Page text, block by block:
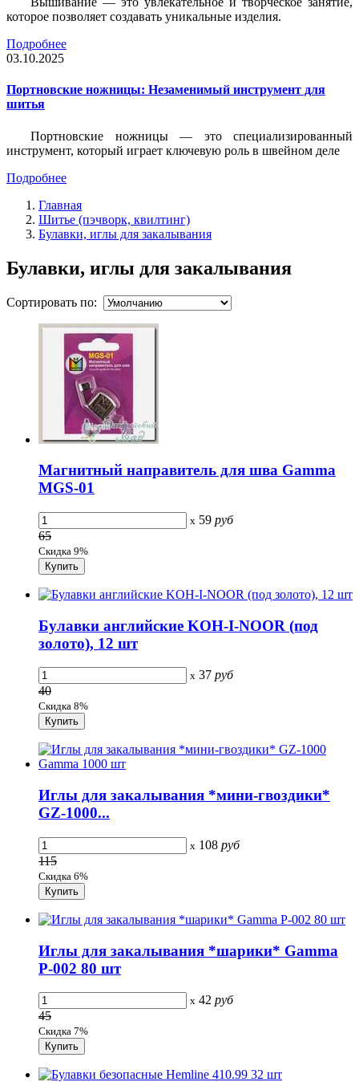
которое позволяет создавать уникальные изделия.
Подробнее
03.10.2025
Портновские ножницы: Незаменимый инструмент для
шитья
Портновские ножницы — это специализированный
инструмент, который играет ключевую роль в швейном деле
Подробнее
Главная
Шитье (пэчворк, квилтинг)
Булавки, иглы для закалывания
Булавки, иглы для закалывания
Сортировать по:
Магнитный направитель для шва Gamma
MGS-01
x 59 руб
65
Скидка 9%
Булавки английские KOH-I-NOOR (под
золото), 12 шт
x 37 руб
40
Скидка 8%
Иглы для закалывания *мини-гвоздики*
GZ-1000...
x 108 руб
115
Скидка 6%
Иглы для закалывания *шарики* Gamma
P-002 80 шт
x 42 руб
45
Скидка 7%